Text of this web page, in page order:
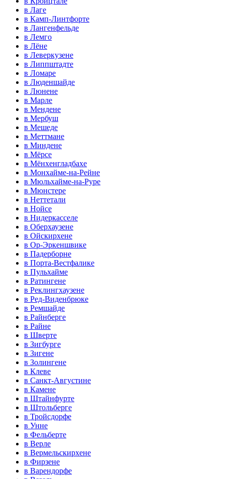
в Лаге
в Камп-Линтфорте
в Лангенфельде
в Лемго
в Лёне
в Леверкузене
в Липпштадте
в Ломаре
в Люденшайде
в Люнене
в Марле
в Мендене
в Мербуш
в Мешеде
в Меттмане
в Миндене
в Мёрсе
в Мёнхенгладбахе
в Монхайме-на-Рейне
в Мюльхайме-на-Руре
в Мюнстере
в Неттетали
в Нойсе
в Нидеркасселе
в Оберхаузене
в Ойскирхене
в Ор-Эркеншвике
в Падерборне
в Порта-Вестфалике
в Пульхайме
в Ратингене
в Реклингхаузене
в Ред-Виденбрюке
в Ремшайде
в Райнберге
в Райне
в Шверте
в Зигбурге
в Зигене
в Золингене
в Клеве
в Санкт-Августине
в Камене
в Штайнфурте
в Штольберге
в Тройсдорфе
в Унне
в Фельберте
в Верле
в Вермельскирхене
в Фирзене
в Варендорфе